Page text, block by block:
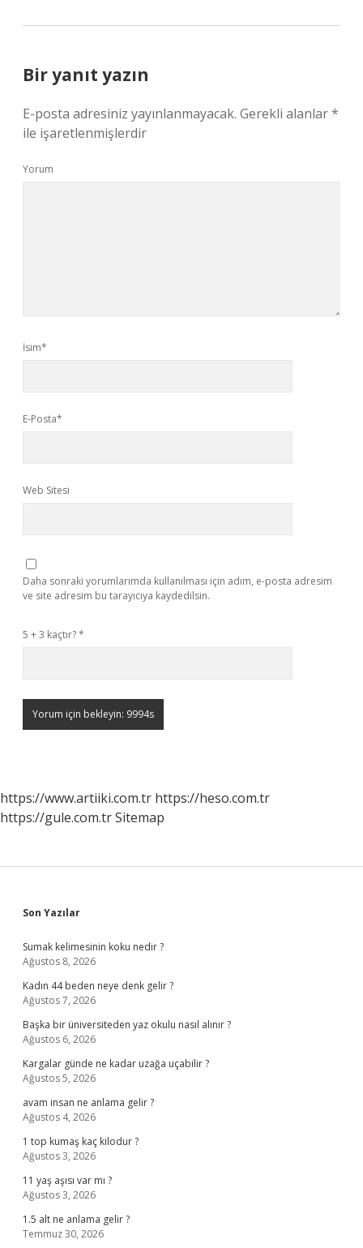
Bir yanıt yazın
E-posta adresiniz yayınlanmayacak. Gerekli alanlar*
ile işaretlenmişlerdir
Yorum
İsim*
E-Posta*
Web Sitesi
Daha sonraki yorumlarımda kullanılması için adım, e-posta adresim
ve site adresim bu tarayıcıya kaydedilsin.
5 + 3 kaçtır?*
https://www.artiiki.com.tr https://heso.com.tr
https://gule.com.trSitemap
Sidebar
Son Yazılar
Sumak kelimesinin koku nedir ?
Ağustos 8, 2026
Kadın 44 beden neye denk gelir ?
Ağustos 7, 2026
Başka bir üniversiteden yaz okulu nasıl alınır ?
Ağustos 6, 2026
Kargalar günde ne kadar uzağa uçabilir ?
Ağustos 5, 2026
avam insan ne anlama gelir ?
Ağustos 4, 2026
1 top kumaş kaç kilodur ?
Ağustos 3, 2026
11 yaş aşısı var mı ?
Ağustos 3, 2026
1.5 alt ne anlama gelir ?
Temmuz 30, 2026